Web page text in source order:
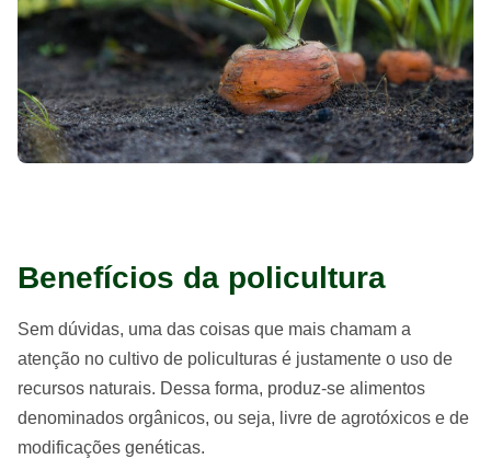
Benefícios da policultura
Sem dúvidas, uma das coisas que mais chamam a
atenção no cultivo de policulturas é justamente o uso de
recursos naturais. Dessa forma, produz-se alimentos
denominados orgânicos, ou seja, livre de agrotóxicos e de
modificações genéticas.